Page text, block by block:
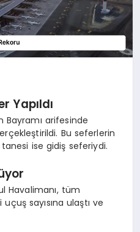
Yapıldı
Bayramı arifesinde
Bu seferlerin
ise gidiş seferiydi.
Havalimanı, tüm
sayısına ulaştı ve